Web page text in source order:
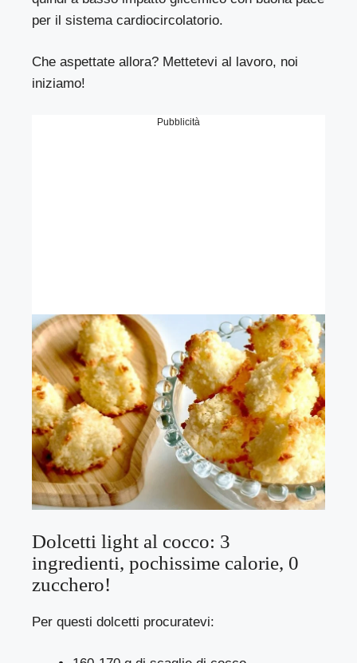
per il sistema cardiocircolatorio.
Che aspettate allora? Mettetevi al lavoro, noi
iniziamo!
Pubblicità
Dolcetti light al cocco: 3
ingredienti, pochissime calorie, 0
zucchero!
Per questi dolcetti procuratevi: